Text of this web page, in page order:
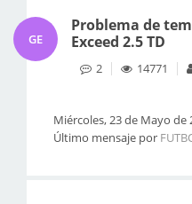
GE
Problema de
Exceed 2.5 TD
2 14771
Miércoles, 23 de Mayo de
Último mensaje por